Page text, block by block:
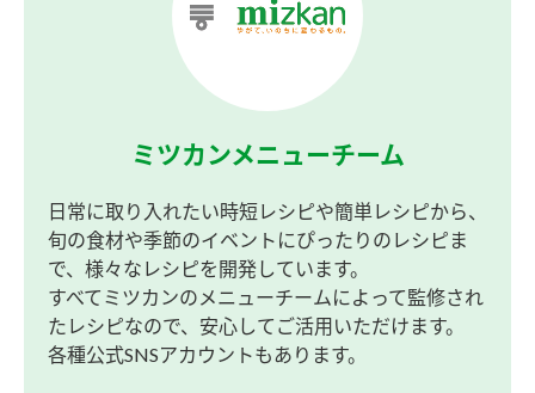
ミツカンメニューチーム
日常に取り入れたい時短レシピや簡単レシピから、
旬の食材や季節のイベントにぴったりのレシピま
で、様々なレシピを開発しています。
すべてミツカンのメニューチームによって監修され
たレシピなので、安心してご活用いただけます。
各種公式SNSアカウントもあります。